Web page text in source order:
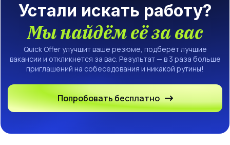
Устали искать работу?
Мы найдём её за вас
Quick Offer улучшит ваше резюме, подберёт лучшие
вакансии и откликнется за вас. Результат — в 3 раза больше
приглашений на собеседования и никакой рутины!
Попробовать бесплатно